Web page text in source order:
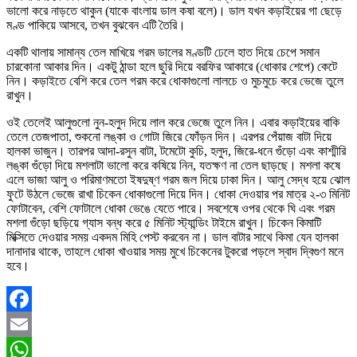
ভালো করে নাড়তে থাকুন (যাকে বাংলায় ডাল কষা বলে)। ডাল যখন কড়াইয়ের গা ছেড়ে
মণ্ড পাকিয়ে আসবে, তখন বুঝবেন এটি তৈরি।
একটি থালায় সামান্য তেল মাখিয়ে গরম ডালের মণ্ডটি ঢেলে হাত দিয়ে চেপে সমান
চারকোনা আকার দিন। একটু ঠান্ডা হলে ছুরি দিয়ে বরফির আকারে (ধোকার শেপে) কেটে
নিন। কড়াইতে বেশি করে তেল গরম করে ধোকাগুলো লালচে ও মুচমুচে করে ভেজে তুলে
রাখুন।
ওই তেলেই আলুগুলো নুন-হলুদ দিয়ে লাল করে ভেজে তুলে নিন। এবার কড়াইয়ের বাকি
তেলে তেজপাতা, শুকনো লঙ্কা ও গোটা জিরে ফোঁড়ন দিন। এরপর পেঁয়াজ বাটা দিয়ে
হালকা ভাজুন। তারপর আদা-রসুন বাটা, টমেটো কুচি, হলুদ, জিরে-ধনে গুঁড়ো এবং কাশ্মীরি
লঙ্কা গুঁড়ো দিয়ে মশলাটা ভালো করে কষিয়ে নিন, যতক্ষণ না তেল ছাড়ছে। মশলা কষে
এলে ভাজা আলু ও পরিমাণমতো ইষদুষ্ণ গরম জল দিয়ে ঢাকা দিন। আলু সেদ্ধ হয়ে ঝোল
ফুটে উঠলে ভেজে রাখা চিকেন ধোকাগুলো দিয়ে দিন। ধোকা দেওয়ার পর মাত্র ২-৩ মিনিট
ফোটাবেন, বেশি ফোটালে ধোকা ভেঙে যেতে পারে। সবশেষে ওপর থেকে ঘি এবং গরম
মশলা গুঁড়ো ছড়িয়ে গ্যাস বন্ধ করে ৫ মিনিট স্ট্যান্ডিং টাইমে রাখুন। চিকেন কিমাটি
মিক্সিতে দেওয়ার সময় একদম মিহি পেস্ট করবেন না। ডাল বাটার সাথে কিমা যেন হালকা
দানাদার থাকে, তাহলে ধোকা খাওয়ার সময় মুখে চিকেনের টুকরো পড়লে স্বাদ দ্বিগুণ মনে
হবে।
Facebook
Email